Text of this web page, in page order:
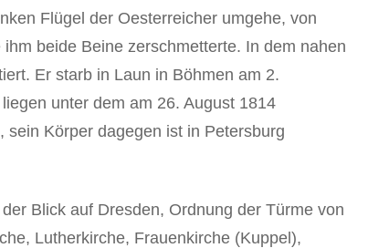
Flügel der Oesterreicher umgehe, von
beide Beine zerschmetterte. In dem nahen
Er starb in Laun in Böhmen am 2.
unter dem am 26. August 1814
sein Körper dagegen ist in Petersburg
Blick auf Dresden, Ordnung der Türme von
Lutherkirche, Frauenkirche (Kuppel),